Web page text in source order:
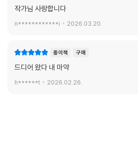
작가님 사랑합니다
n************i 2026.03.20.
종이책 구매
드디어 왔다 내 마약
h******t 2026.02.26.